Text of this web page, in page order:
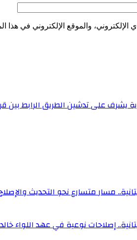
والموقع الإلكتروني في هذا
يشرف على تدشين الطريق الرابط بين
مسار متسارع نحو التحديث
إصلاحات نوعية في عهد اللواء